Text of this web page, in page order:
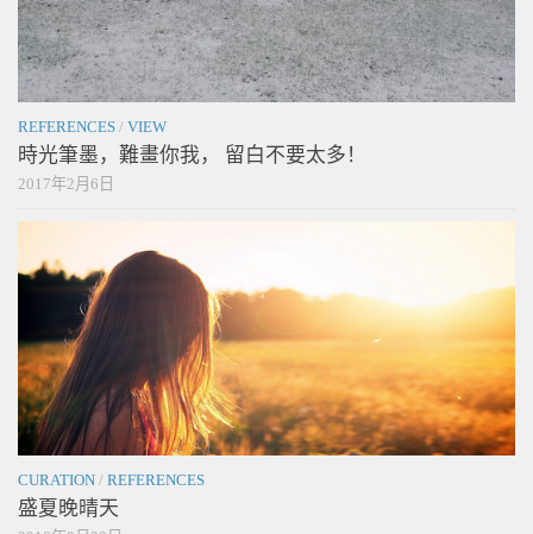
REFERENCES / VIEW
時光筆墨，難畫你我， 留白不要太多！
2017年2月6日
CURATION / REFERENCES
盛夏晚晴天